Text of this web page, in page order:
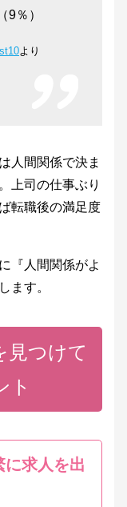
9％）
より
人間関係で決ま
上司の仕事ぶり
転職後の満足度
『人間関係がよ
ます。
見つけて
ト
に求人を出